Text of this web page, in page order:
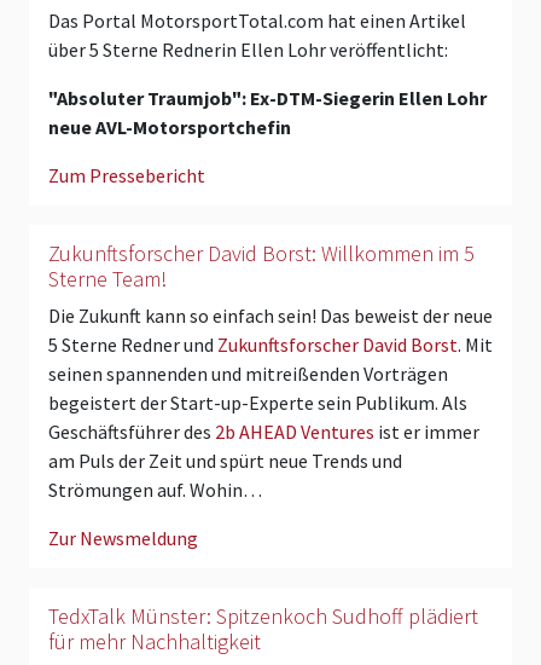
Das Portal MotorsportTotal.com hat einen Artikel
über 5 Sterne Rednerin Ellen Lohr veröffentlicht:
"Absoluter Traumjob": Ex-DTM-Siegerin Ellen Lohr
neue AVL-Motorsportchefin
Zum Pressebericht
Zukunftsforscher David Borst: Willkommen im 5
Sterne Team!
Die Zukunft kann so einfach sein! Das beweist der neue
5 Sterne Redner und Zukunftsforscher David Borst. Mit
seinen spannenden und mitreißenden Vorträgen
begeistert der Start-up-Experte sein Publikum. Als
Geschäftsführer des 2b AHEAD Ventures ist er immer
am Puls der Zeit und spürt neue Trends und
Strömungen auf. Wohin…
Zur Newsmeldung
TedxTalk Münster: Spitzenkoch Sudhoff plädiert
für mehr Nachhaltigkeit